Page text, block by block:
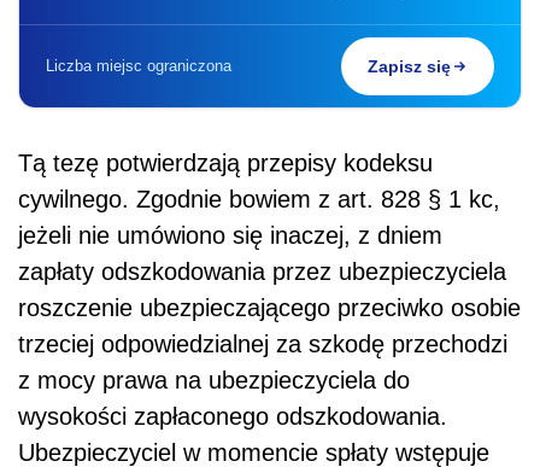
Liczba miejsc ograniczona Zapisz się
Tą tezę potwierdzają przepisy kodeksu
cywilnego. Zgodnie bowiem z art. 828 § 1 kc,
jeżeli nie umówiono się inaczej, z dniem
zapłaty odszkodowania przez ubezpieczyciela
roszczenie ubezpieczającego przeciwko osobie
trzeciej odpowiedzialnej za szkodę przechodzi
z mocy prawa na ubezpieczyciela do
wysokości zapłaconego odszkodowania.
Ubezpieczyciel w momencie spłaty wstępuje